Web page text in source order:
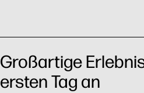
Großartige
ersten Tag an